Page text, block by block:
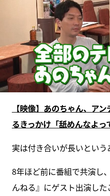
【映像】あのちゃん、ア
るきっかけ「舐めんなよっ
実は付き合いが長いという
8年ほど前に番組で共演し
んねる』にゲスト出演した